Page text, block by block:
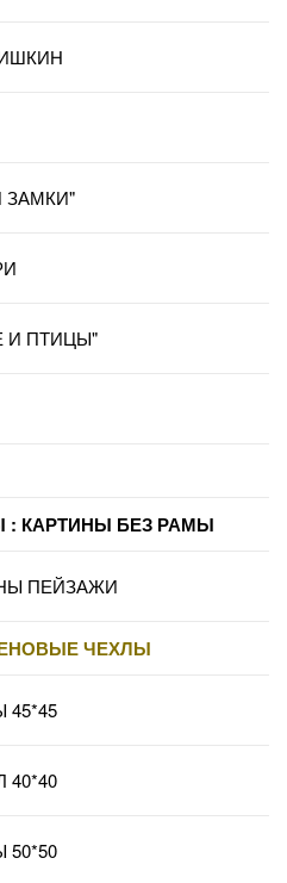
ЗАМКИ"
И ПТИЦЫ"
КАРТИНЫ БЕЗ РАМЫ
ПЕЙЗАЖИ
ЧЕХЛЫ